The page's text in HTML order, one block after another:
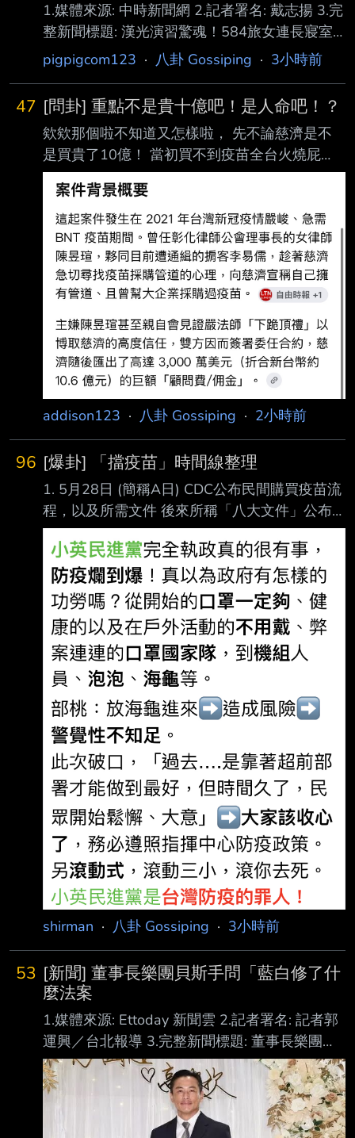
1.媒體來源: 中時新聞網 2.記者署名: 戴志揚 3.完
整新聞標題: 漢光演習驚魂！584旅女連長寢室
凌晨遭不明人士闖入 軍方追緝中 4.完整新聞內
軍第六軍團584旅就發生女連長寢室遭不明人士
侵入事件。，一名女連長5日凌晨在寢室熟睡，
突然驚覺房門遭到開啟，立刻驚醒大叫「
誰？」，闖入者立刻轉身逃離。經女連長立刻通
報戰情中心後，通知憲兵隊到場採證，目 前尚
未查出闖入者身分，但由於該營區同時也有正在
辦理教育召集，目前憲兵隊正在調查 中。 據了
解，584旅砲兵營
pigpigcom123 · 八卦 Gossiping · 3小時前
47 [問卦] 重點不是貴十億吧！是人命吧！？
欸欸那個啦不知道又怎樣啦， 先不論慈濟是不
是買貴了10億！ 當初買不到疫苗全台火燒屁
股， 難道人命不值10億嗎？ 貴十億又怎樣？ 慈
濟還不是比較快拿到疫苗了！ 不是補足缺口了
嗎！ 現在才馬後炮？ 幹你娘咧 ----- Sent from
JPTT on my Asus ASUS_AI2302. -- 講話要負
責捏
addison123 · 八卦 Gossiping · 2小時前
96 [爆卦] 「擋疫苗」時間線整理
1. 5月28日 (簡稱A日) CDC公布民間購買疫苗流
程，以及所需文件 後來所稱「八大文件」公布
日
https://www.cna.com.tw/news/firstnews/20210
5280156.aspx 2. 5月29日 (A日+1日 / +0日工
作日) 郭台銘宣布將提出採購申請
https://www.cna.com.tw/news/firstnews/20210
5295011.aspx 3. 5月31日 ( A日+3日 / +1日工
作日) 永齡基金會表示正在積極準備相關文件
https://
shirman · 八卦 Gossiping · 3小時前
53 [新聞] 董事長樂團貝斯手問「藍白修了什
麼法案
1.媒體來源: Ettoday 新聞雲 2.記者署名: 記者郭
運興／台北報導 3.完整新聞標題: 董事長樂團貝
斯手問「藍白修了什麼法案」 江宏恩：砍國
防、砍公視 4.完整新聞內文:
https://i.imgur.com/zsDeyKU.jpeg ▲江宏恩。
（圖／記者黃克翔攝） 記者郭運興／台北報導